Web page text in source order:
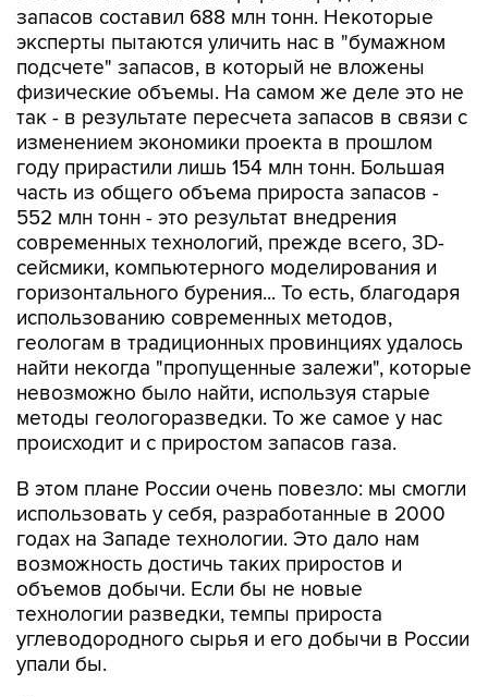
запасов составил 688 млн тонн. Некоторые
эксперты пытаются уличить нас в "бумажном
подсчете" запасов, в который не вложены
физические объемы. На самом же деле это не
так - в результате пересчета запасов в связи с
изменением экономики проекта в прошлом
году прирастили лишь 154 млн тонн. Большая
часть из общего объема прироста запасов -
552 млн тонн - это результат внедрения
современных технологий, прежде всего, 3D-
сейсмики, компьютерного моделирования и
горизонтального бурения... То есть, благодаря
использованию современных методов,
геологам в традиционных провинциях удалось
найти некогда "пропущенные залежи", которые
невозможно было найти, используя старые
методы геологоразведки. То же самое у нас
происходит и с приростом запасов газа.
В этом плане России очень повезло: мы смогли
использовать у себя, разработанные в 2000
годах на Западе технологии. Это дало нам
возможность достичь таких приростов и
объемов добычи. Если бы не новые
технологии разведки, темпы прироста
углеводородного сырья и его добычи в России
упали бы.